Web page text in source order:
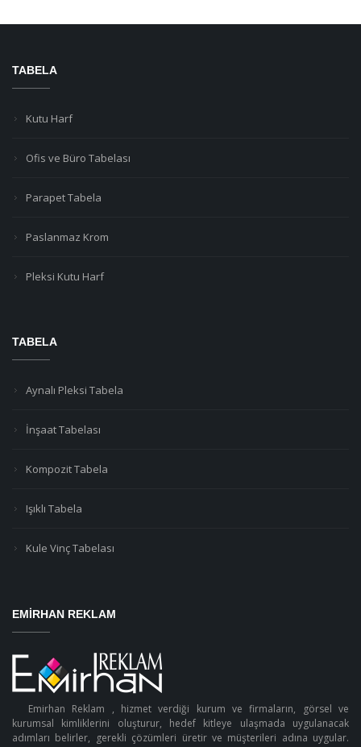
TABELA
Kutu Harf
Ofis ve Büro Tabelası
Parapet Tabela
Paslanmaz Krom
Pleksi Kutu Harf
TABELA
Aynalı Pleksi Tabela
İnşaat Tabelası
Kompozit Tabela
Işıklı Tabela
Kule Vinç Tabelası
EMIRHAN REKLAM
Emirhan Reklam , hizmet verdiği kurum ve firmaların, görsel ve
kurumsal kimliklerini oluşturur, hedef kitleye ulaşmada uygulanacak
adımları belirler, gerekli çözümleri üretir ve müşterileri adına uygular.